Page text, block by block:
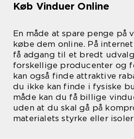
Køb Vinduer Online
En måde at spare penge på
købe dem online. På
få adgang til et bredt
forskellige producenter og
kan også finde attraktive
du ikke kan finde i fysiske
måde kan du få billige
uden at du skal gå på
materialets styrke eller